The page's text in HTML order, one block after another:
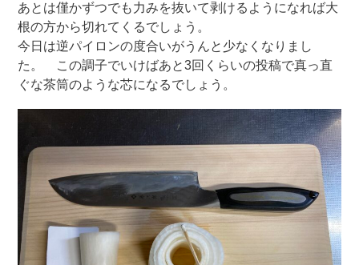
あとは僅かずつでも力みを抜いて剥けるようになれば大
根の方から切れてくるでしょう。
今日は逆パイロンの度合いがうんと少なくなりまし
た。 この調子でいけばあと3回くらいの投稿で真っ直
ぐな茶筒のような芯になるでしょう。